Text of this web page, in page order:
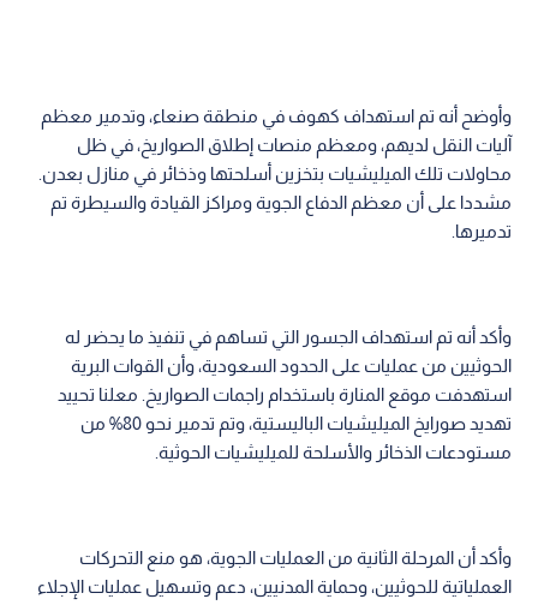
وأوضح أنه تم استهداف كهوف في منطقة صنعاء، وتدمير معظم
آليات النقل لديهم، ومعظم منصات إطلاق الصواريخ، في ظل
محاولات تلك الميليشيات بتخزين أسلحتها وذخائر في منازل بعدن.
مشددا على أن معظم الدفاع الجوية ومراكز القيادة والسيطرة تم
تدميرها.
وأكد أنه تم استهداف الجسور التي تساهم في تنفيذ ما يحضر له
الحوثيين من عمليات على الحدود السعودية، وأن القوات البرية
استهدفت موقع المنارة باستخدام راجمات الصواريخ. معلنا تحييد
تهديد صورايخ الميليشيات الباليستية، وتم تدمير نحو 80% من
مستودعات الذخائر والأسلحة للميليشيات الحوثية.
وأكد أن المرحلة الثانية من العمليات الجوية، هو منع التحركات
العملياتية للحوثيين، وحماية المدنيين، دعم وتسهيل عمليات الإجلاء